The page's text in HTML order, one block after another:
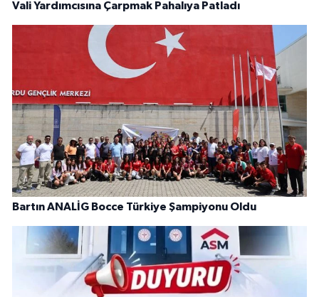
Vali Yardımcısına Çarpmak Pahalıya Patladı
Bartın ANALİG Bocce Türkiye Şampiyonu Oldu